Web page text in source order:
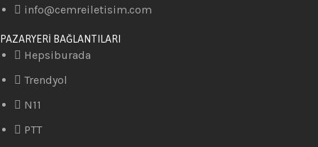
info@cemreiletisim.com
PAZARYERİ BAĞLANTILARI
Hepsiburada
Trendyol
N11
PTT